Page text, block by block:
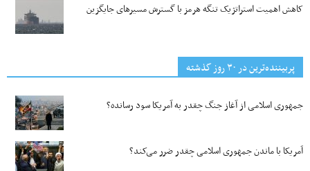
کاهش اهمیت استراتژیک تنگه‌ هرمز با گسترش مسیرهای جایگزین
پربیننده‌ترین‌ در ۳۰ روز گذشته
جمهوری اسلامی از آغاز جنگ چقدر به آمریکا سود رسانده؟
آمریکا با ماندن جمهوری اسلامی چقدر ضرر می‌کند؟